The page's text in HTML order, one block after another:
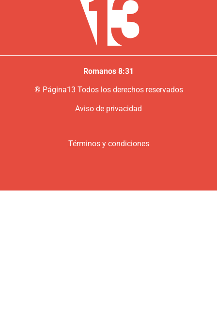
Romanos 8:31
® Página13 Todos los derechos reservados
Aviso de privacidad
Términos y condiciones